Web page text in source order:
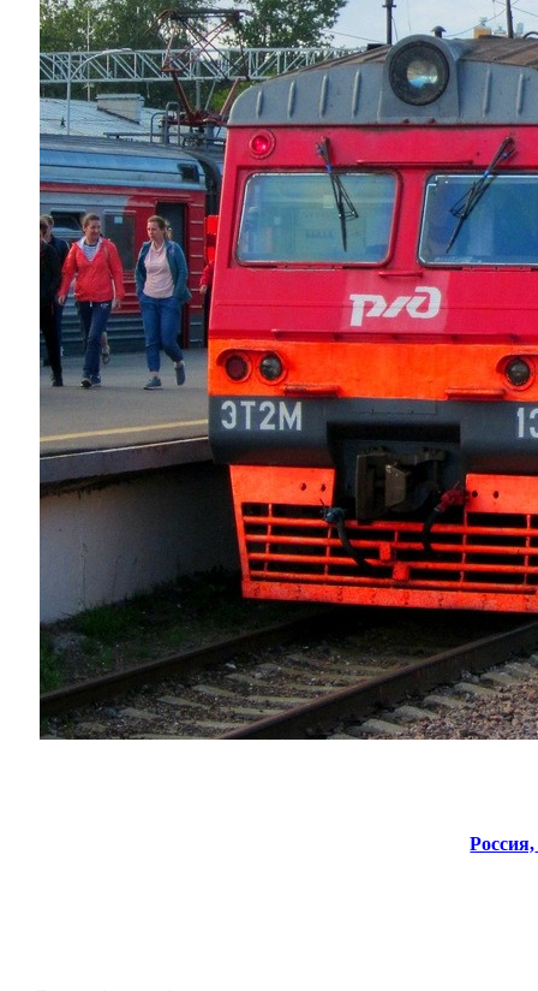
Россия,